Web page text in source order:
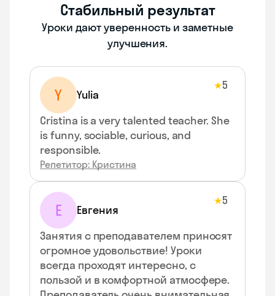
Стабильный результат
Уроки дают уверенность и заметные
улучшения.
Y Yulia
★5
Cristina is a very talented teacher. She
is funny, sociable, curious, and
responsible.
Репетитор: Кристина
Е Евгения
★5
Занятия с преподавателем приносят
огромное удовольствие! Уроки
всегда проходят интересно, с
пользой и в комфортной атмосфере.